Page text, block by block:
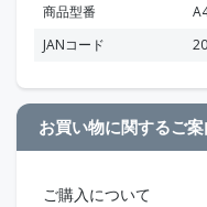
商品型番
JANコード
お買い物に関するご案
ご購入について